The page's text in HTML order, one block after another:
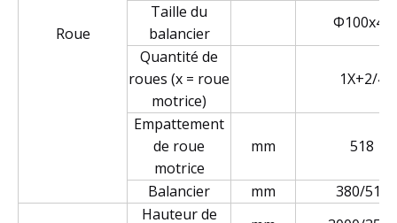
Roue
Taille du
balancier
Φ100x40
Quantité de
roues (x = roue
motrice)
1X+2/4
Empattement
de roue
motrice
mm 518
Balancier mm 380/515
Hauteur de